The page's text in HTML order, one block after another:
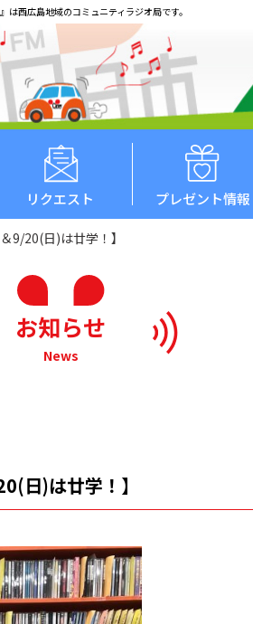
は西広島地域のコミュニティラジオ局です。
リクエスト プレゼント情報
9/20(日)は廿学！】
お知らせ
News
日)は廿学！】